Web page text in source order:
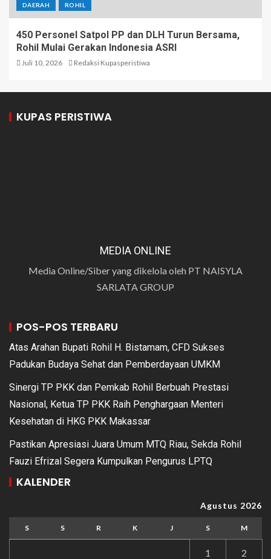
DAERAH ROHIL
450 Personel Satpol PP dan DLH Turun Bersama,
Rohil Mulai Gerakan Indonesia ASRI
Juli 10, 2026 Redaksi Kupasperistiwa
KUPAS PERISTIWA
MEDIA ONLINE
Media Online/Siber yang dikelola oleh PT NAISYLA
SARLATA GROUP
POS-POS TERBARU
Atas Arahan Bupati Rohil H. Bistamam, CFD Sukses
Padukan Budaya Sehat dan Pemberdayaan UMKM
Sinergi TP PKK dan Pemkab Rohil Berbuah Prestasi
Nasional, Ketua TP PKK Raih Penghargaan Menteri
Kesehatan di HKG PKK Makassar
Pastikan Apresiasi Juara Umum MTQ Riau, Sekda Rohil
Fauzi Efrizal Segera Kumpulkan Pengurus LPTQ
KALENDER
Agustus 2026
S S R K J S M
1 2